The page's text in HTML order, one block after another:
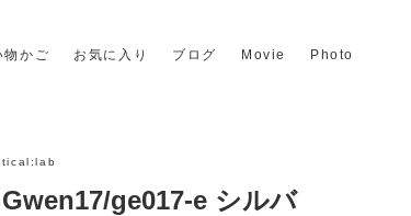
物かご お気に入り ブログ Movie Photo
ge017-e シルバ